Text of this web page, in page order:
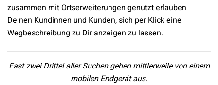
zusammen mit Ortserweiterungen genutzt erlauben
Deinen Kundinnen und Kunden, sich per Klick eine
Wegbeschreibung zu Dir anzeigen zu lassen.
Fast zwei Drittel aller Suchen gehen mittlerweile von einem
mobilen Endgerät aus.